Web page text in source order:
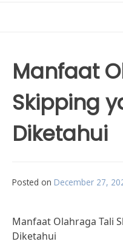
Manfaat
Skipping
Diketahui
Posted on December 27,
Manfaat Olahraga Tali
Diketahui